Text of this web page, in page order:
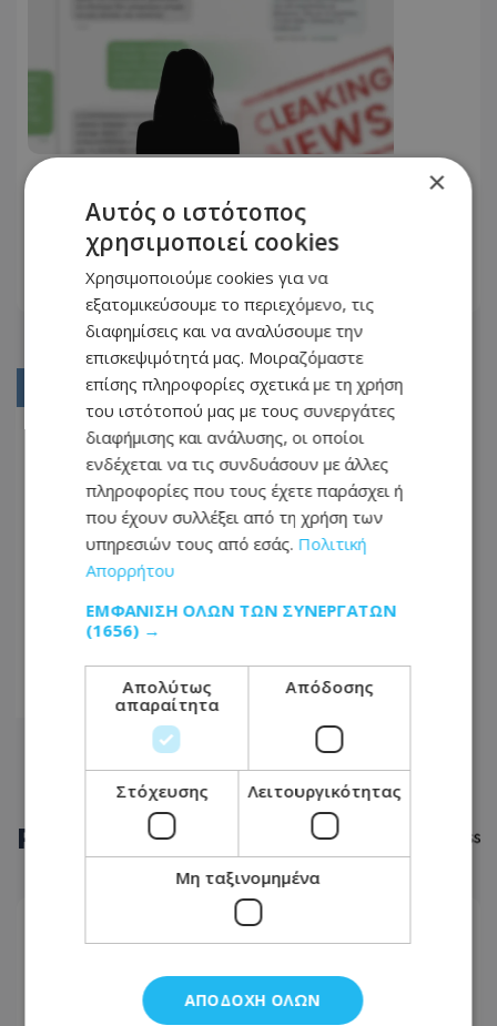
Υπόθεση «Σάντυ»: Μηνύματα μέσω
Google Translate και παραδοχή για
«στημένες» καταγγελίες
04.05.2026 - 20:38
ΔΙΑΒΆΣΤΕ ΠΕΡΙΣΣΌΤΕΡΑ
01
02
03
05
24
ΡΟΗ ΕΙΔΗΣΕΩΝ
Λετυμπιώτης: «Το μείζον είναι η Τουρκία να
επανέλθει στο τραπέζι των διαπραγματεύσεων»
×
Αυτός ο ιστότοπος
χρησιμοποιεί cookies
Χρησιμοποιούμε cookies για να
εξατομικεύσουμε το περιεχόμενο, τις
διαφημίσεις και να αναλύσουμε την
επισκεψιμότητά μας. Μοιραζόμαστε
επίσης πληροφορίες σχετικά με τη χρήση
του ιστότοπού μας με τους συνεργάτες
διαφήμισης και ανάλυσης, οι οποίοι
ενδέχεται να τις συνδυάσουν με άλλες
πληροφορίες που τους έχετε παράσχει ή
που έχουν συλλέξει από τη χρήση των
υπηρεσιών τους από εσάς. Πολιτική
Απορρήτου
ΕΜΦΆΝΙΣΗ ΌΛΩΝ ΤΩΝ ΣΥΝΕΡΓΑΤΏΝ
(1656) →
Απολύτως
απαραίτητα
Απόδοσης
Στόχευσης Λειτουργικότητας
Μη ταξινομημένα
ΑΠΟΔΟΧΉ ΌΛΩΝ